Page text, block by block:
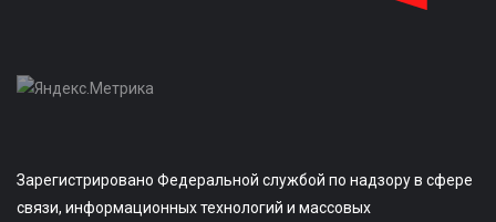
Зарегистрировано Федеральной службой по надзору в сфере
связи, информационных технологий и массовых